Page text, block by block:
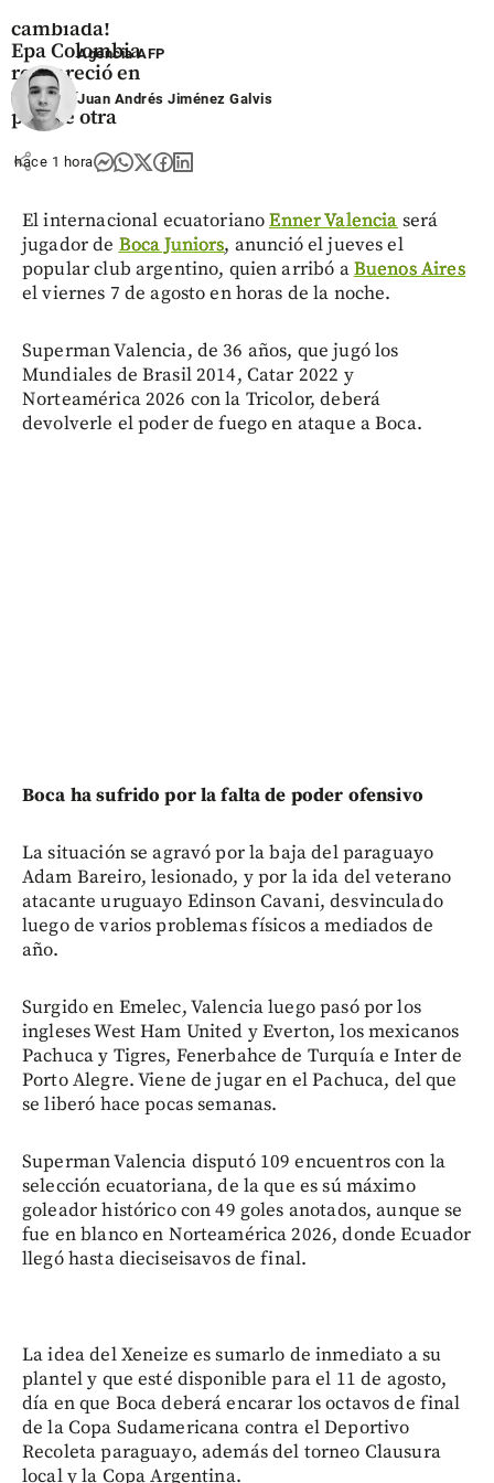
cambiada!
Epa Colombia
reapareció en
redes y
parece otra
share
Agencia AFP
Juan Andrés Jiménez Galvis
hace 1 hora
El internacional ecuatorianoEnner Valencia será
jugador de Boca Juniors, anunció el jueves el
popular club argentino, quien arribó aBuenos Aires
el viernes 7 de agosto en horas de la noche.
Superman Valencia, de 36 años, que jugó los
Mundiales de Brasil 2014, Catar 2022 y
Norteamérica 2026 con la Tricolor, deberá
devolverle el poder de fuego en ataque a Boca.
Boca ha sufrido por la falta de poder ofensivo
La situación se agravó por la baja del paraguayo
Adam Bareiro, lesionado, y por la ida del veterano
atacante uruguayo Edinson Cavani, desvinculado
luego de varios problemas físicos a mediados de
año.
Surgido en Emelec, Valencia luego pasó por los
ingleses West Ham United y Everton, los mexicanos
Pachuca y Tigres, Fenerbahce de Turquía e Inter de
Porto Alegre. Viene de jugar en el Pachuca, del que
se liberó hace pocas semanas.
Superman Valencia disputó 109 encuentros con la
selección ecuatoriana, de la que es sú máximo
goleador histórico con 49 goles anotados, aunque se
fue en blanco en Norteamérica 2026, donde Ecuador
llegó hasta dieciseisavos de final.
La idea del Xeneize es sumarlo de inmediato a su
plantel y que esté disponible para el 11 de agosto,
día en que Boca deberá encarar los octavos de final
de la Copa Sudamericana contra el Deportivo
Recoleta paraguayo, además del torneo Clausura
local y la Copa Argentina.